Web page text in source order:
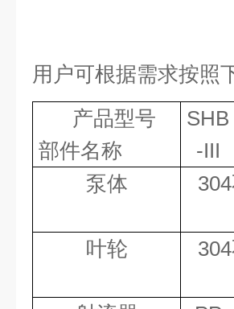
用户可根据需求按照
产品型号
部件名称
SHB
-III
泵体
304
叶轮 304